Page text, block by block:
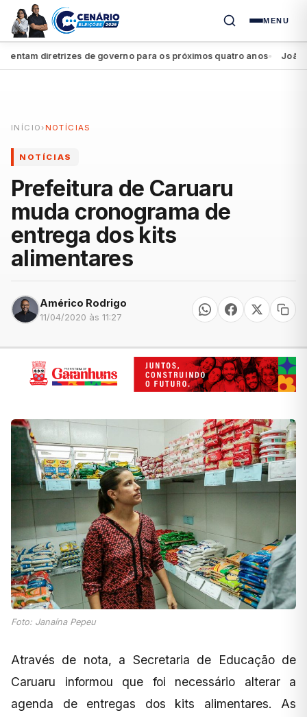
MENU
diretrizes de governo para os próximos quatro anos● João
INÍCIO ›NOTÍCIAS
NOTÍCIAS
Prefeitura de Caruaru
muda cronograma de
entrega dos kits
alimentares
Américo Rodrigo
11/04/2020 às 11:27
Foto: Janaína Pepeu
Através de nota, a Secretaria de Educação de
Caruaru informou que foi necessário alterar a
agenda de entregas dos kits alimentares. As